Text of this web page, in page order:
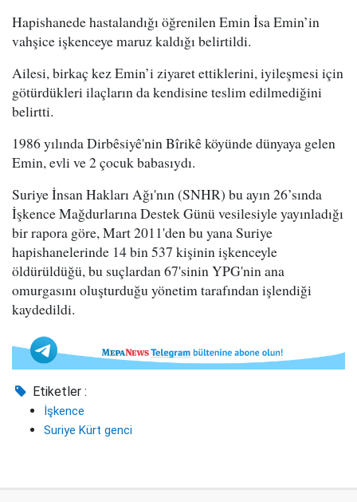
Hapishanede hastalandığı öğrenilen Emin İsa Emin’in
vahşice işkenceye maruz kaldığı belirtildi.
Ailesi, birkaç kez Emin’i ziyaret ettiklerini, iyileşmesi için
götürdükleri ilaçların da kendisine teslim edilmediğini
belirtti.
1986 yılında Dirbêsiyê'nin Bîrikê köyünde dünyaya gelen
Emin, evli ve 2 çocuk babasıydı.
Suriye İnsan Hakları Ağı'nın (SNHR) bu ayın 26’sında
İşkence Mağdurlarına Destek Günü vesilesiyle yayınladığı
bir rapora göre, Mart 2011'den bu yana Suriye
hapishanelerinde 14 bin 537 kişinin işkenceyle
öldürüldüğü, bu suçlardan 67'sinin YPG'nin ana
omurgasını oluşturduğu yönetim tarafından işlendiği
kaydedildi.
Etiketler :
İşkence
Suriye Kürt genci